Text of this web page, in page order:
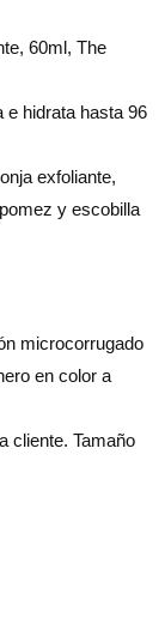
60ml, The
e hidrata hasta 96
exfoliante,
y escobilla
microcorrugado
en color a
cliente. Tamaño